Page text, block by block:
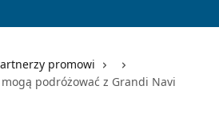
promowi
podróżować z Grandi Navi